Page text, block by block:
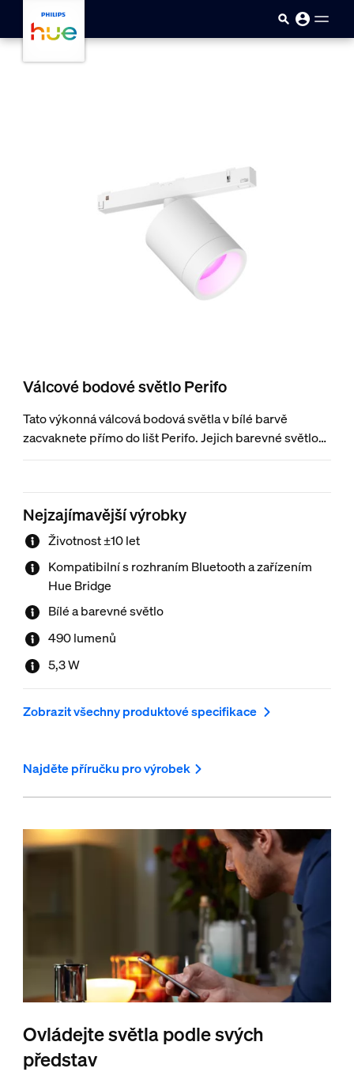
Přejít k hlavnímu obsahu
Válcové bodové světlo Perifo
Tato výkonná válcová bodová světla v bílé barvě
zacvaknete přímo do lišt Perifo. Jejich barevné světlo
můžete nakloněním či otočením nasměrovat přesně
systémem lištového osvětlení Perifo.
Nejzajímavější výrobky
Životnost ±10 let
Kompatibilní s rozhraním Bluetooth a zařízením
Hue Bridge
Bílé a barevné světlo
490 lumenů
5,3 W
Zobrazit všechny produktové specifikace
Najděte příručku pro výrobek
Ovládejte světla podle svých
představ